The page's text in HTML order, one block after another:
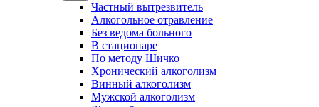
Частный вытрезвитель
Алкогольное отравление
Без ведома больного
В стационаре
По методу Шичко
Хронический алкоголизм
Винный алкоголизм
Мужской алкоголизм